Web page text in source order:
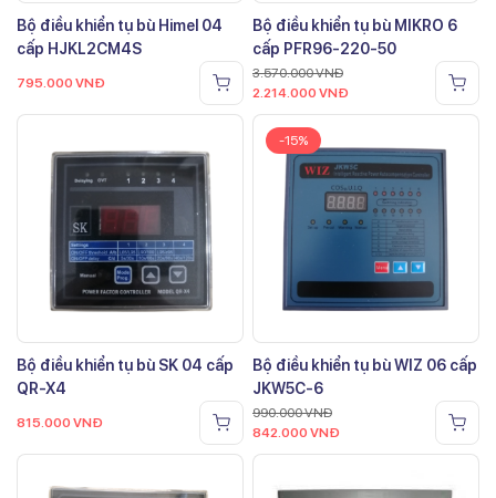
Bộ điều khiển tụ bù Himel 04
cấp HJKL2CM4S
795.000 VNĐ
Bộ điều khiển tụ bù MIKRO 6
cấp PFR96-220-50
3.570.000VNĐ
2.214.000 VNĐ
Bộ điều khiển tụ bù SK 04 cấp
QR-X4
815.000 VNĐ
-15%
Bộ điều khiển tụ bù WIZ 06 cấp
JKW5C-6
990.000VNĐ
842.000 VNĐ